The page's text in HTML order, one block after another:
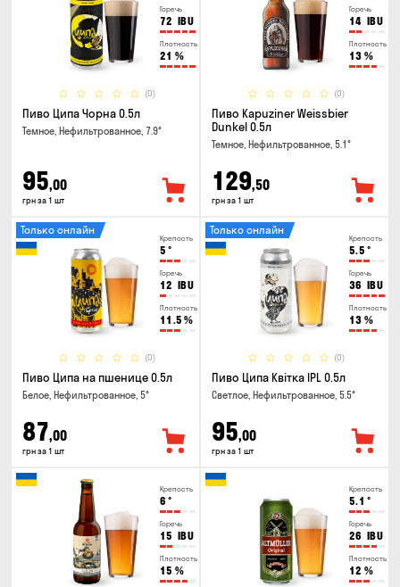
Горечь
72 IBU
Плотность
21 %
(0)
Пиво Ципа Чорна 0.5л
Темное, Нефильтрованное, 7.9°
95,00
грн за 1 шт
Горечь
14 IBU
Плотность
13 %
(0)
Пиво Kapuziner Weissbier
Dunkel 0.5л
Темное, Нефильтрованное, 5.1°
129,50
грн за 1 шт
Крепость
5 °
Горечь
12 IBU
Плотность
11.5 %
(0)
Только онлайн
Пиво Ципа на пшенице 0.5л
Белое, Нефильтрованное, 5°
87,00
грн за 1 шт
Крепость
5.5 °
Горечь
36 IBU
Плотность
13 %
(0)
Только онлайн
Пиво Ципа Квітка IPL 0.5л
Светлое, Нефильтрованное, 5.5°
95,00
грн за 1 шт
Крепость
6 °
Горечь
15 IBU
Плотность
15 %
Крепость
5.1 °
Горечь
26 IBU
Плотность
12 %